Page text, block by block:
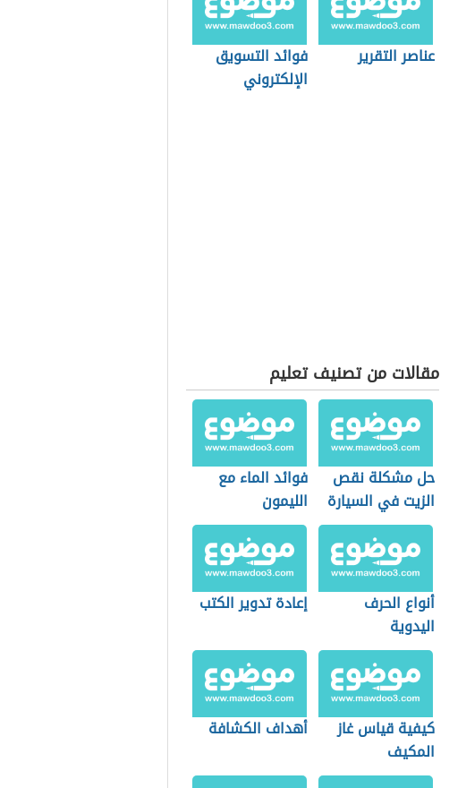
عناصر التقرير
فوائد التسويق
الإلكتروني
مقالات من تصنيف تعليم
حل مشكلة نقص
الزيت في السيارة
فوائد الماء مع
الليمون
أنواع الحرف
اليدوية
إعادة تدوير الكتب
كيفية قياس غاز
المكيف
أهداف الكشافة